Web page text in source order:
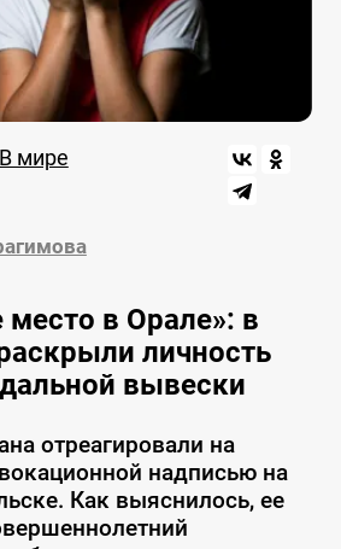
В мире
место в Орале»: в
личность
вывески
отреагировали на
надписью на
Как выяснилось, ее